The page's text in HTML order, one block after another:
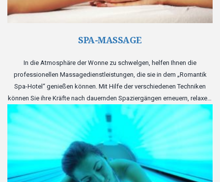
SPA-MASSAGE
In die Atmosphäre der Wonne zu schwelgen, helfen Ihnen die
professionellen Massagedienstleistungen, die sie in dem „Romantik
Spa-Hotel“ genießen können. Mit Hilfe der verschiedenen Techniken
können Sie ihre Kräfte nach dauernden Spaziergängen erneuern, relaxen,
sich entspannen und eine Ladung der positiven Emotionen erhalten.